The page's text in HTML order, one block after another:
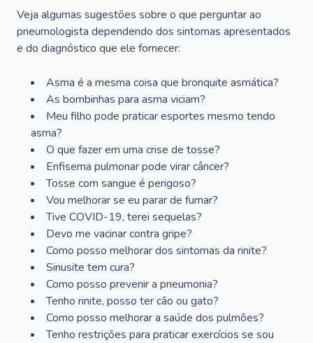
Veja algumas sugestões sobre o que perguntar ao
pneumologista dependendo dos sintomas apresentados
e do diagnóstico que ele fornecer:
Asma é a mesma coisa que bronquite asmática?
As bombinhas para asma viciam?
Meu filho pode praticar esportes mesmo tendo
asma?
O que fazer em uma crise de tosse?
Enfisema pulmonar pode virar câncer?
Tosse com sangue é perigoso?
Vou melhorar se eu parar de fumar?
Tive COVID-19, terei sequelas?
Devo me vacinar contra gripe?
Como posso melhorar dos sintomas da rinite?
Sinusite tem cura?
Como posso prevenir a pneumonia?
Tenho rinite, posso ter cão ou gato?
Como posso melhorar a saúde dos pulmões?
Tenho restrições para praticar exercícios se sou